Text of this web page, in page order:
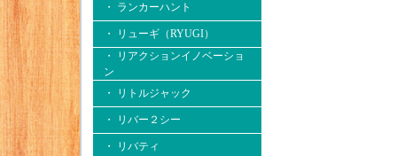
・ ランカーハント
・ リューギ（RYUGI）
・ リアクションイノベーショ
ン
・ リトルジャック
・ リバー２シー
・ リバティ